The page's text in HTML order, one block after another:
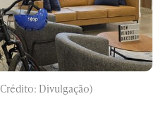
Divulgação)